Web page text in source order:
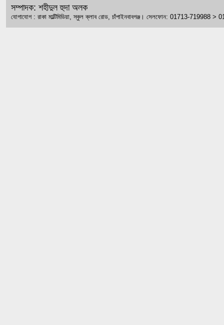
সম্পাদক: শহীদুল হুদা অলক
যোগাযোগ : রাকা মাল্টিমিডিয়া, স্কুল ক্লাব রোড, চাঁপাইনবাবগঞ্জ। সেলফোন: 01713-